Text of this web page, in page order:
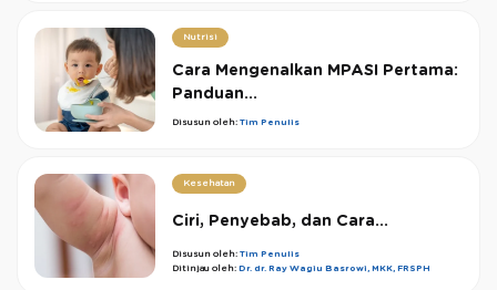
Nutrisi
Cara Mengenalkan MPASI Pertama:
Panduan...
Disusun oleh: Tim Penulis
Kesehatan
Ciri, Penyebab, dan Cara...
Disusun oleh: Tim Penulis
Ditinjau oleh: Dr. dr. Ray Wagiu Basrowi, MKK, FRSPH